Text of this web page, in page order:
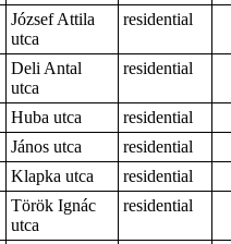
József Attila
utca
residential
Deli Antal
utca
residential
Huba utca residential
János utca residential
Klapka utca residential
Török Ignác
utca
residential